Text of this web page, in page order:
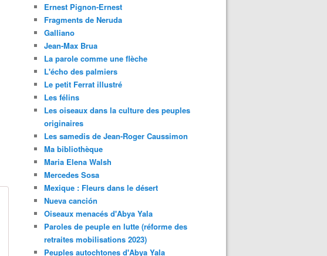
Ernest Pignon-Ernest
Fragments de Neruda
Galliano
Jean-Max Brua
La parole comme une flèche
L'écho des palmiers
Le petit Ferrat illustré
Les félins
Les oiseaux dans la culture des peuples
originaires
Les samedis de Jean-Roger Caussimon
Ma bibliothèque
Maria Elena Walsh
Mercedes Sosa
Mexique : Fleurs dans le désert
Nueva canción
Oiseaux menacés d'Abya Yala
Paroles de peuple en lutte (réforme des
retraites mobilisations 2023)
Peuples autochtones d'Abya Yala